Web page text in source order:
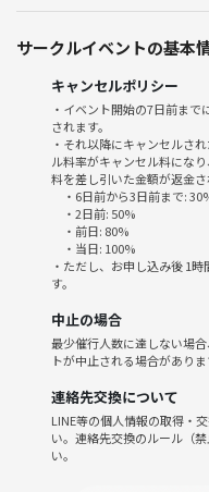
ー 運動経験ゼロ、運動神経
ー 新しい何かに出会いたい方
ー フィットネスジムが続か
ー 人と話すのが好き／話さ
ー 自分のテンポで楽しみた
◇ クラスの流れ
《 ストレッチ 》
クラスのはじまりは、ゆるや
呼吸を整えて、肩や腰、股関
《 ウォームアップ 》
シャドーボクシングでフォー
ジャブ、ストレート、ワンツ
《 ミット打ち＆サンドバッグ
トレーナーと1対1でミット打
構え方から打ち方、コンビ
そのあとサンドバッグでは、
サークルイベントの基本
キャンセルポリシー
・イベント開始の7日前ま
されます。
・それ以降にキャンセルさ
ル料率がキャンセル料にな
料を差し引いた金額が返金さ
・6日前から3日前まで:
・2日前: 50%
・前日: 80%
・当日: 100%
・ただし、お申し込み後 1
す。
中止の場合
最少催行人数に達しない場
トが中止される場合があり
連絡先交換について
LINE等の個人情報の取得・
い。連絡先交換のルール（
い。